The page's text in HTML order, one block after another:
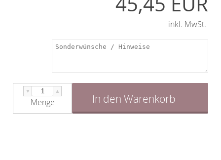
inkl. MwSt.
▼ ▲
Menge In den Warenkorb